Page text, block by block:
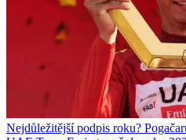
Nejdůležitější podpis roku?